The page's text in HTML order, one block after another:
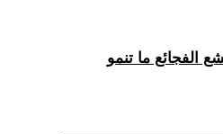
الفجائع ما تنمو